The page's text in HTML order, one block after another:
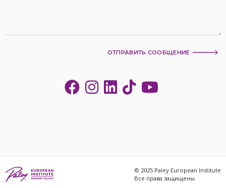
ОТПРАВИТЬ СООБЩЕНИЕ
© 2025 Paley European Institute
Все права защищены.